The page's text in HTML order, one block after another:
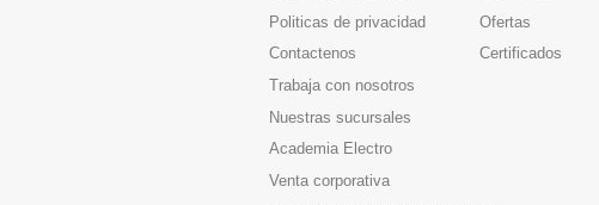
Politicas de privacidad
Contactenos
Trabaja con nosotros
Nuestras sucursales
Academia Electro
Venta corporativa
Ofertas
Certificados